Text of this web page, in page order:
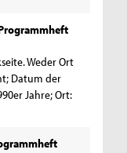
Weder Ort
Datum der
Jahre; Ort: